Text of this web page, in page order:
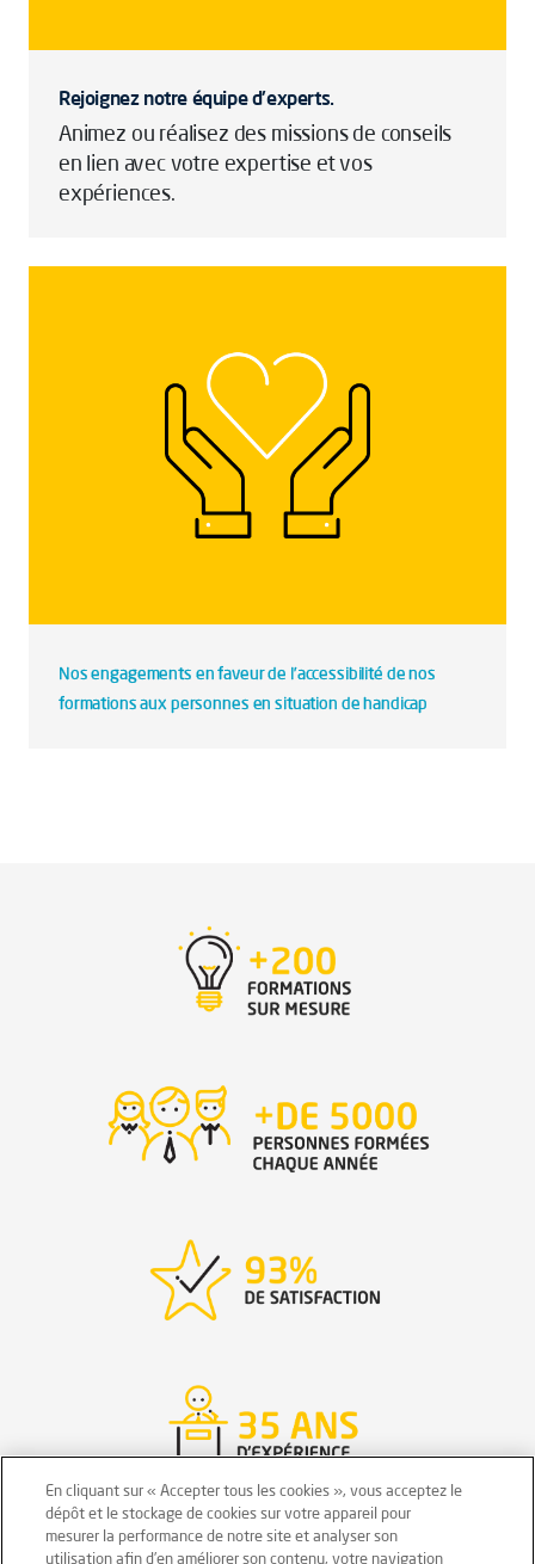
Rejoignez notre équipe d'experts.
Animez ou réalisez des missions de conseils
en lien avec votre expertise et vos
expériences.
Nos engagements en faveur de l’accessibilité de nos
formations aux personnes en situation de handicap
En cliquant sur « Accepter tous les cookies », vous acceptez le
dépôt et le stockage de cookies sur votre appareil pour
mesurer la performance de notre site et analyser son
utilisation afin d’en améliorer son contenu, votre navigation